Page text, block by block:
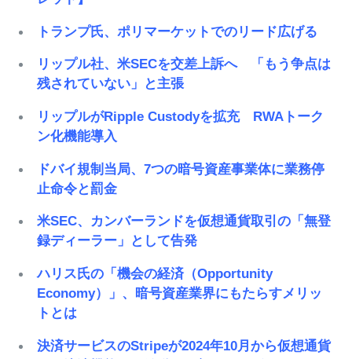
トランプ氏、ポリマーケットでのリード広げる
リップル社、米SECを交差上訴へ 「もう争点は
残されていない」と主張
リップルがRipple Custodyを拡充 RWAトーク
ン化機能導入
ドバイ規制当局、7つの暗号資産事業体に業務停
止命令と罰金
米SEC、カンバーランドを仮想通貨取引の「無登
録ディーラー」として告発
ハリス氏の「機会の経済（Opportunity
Economy）」、暗号資産業界にもたらすメリッ
トとは
決済サービスのStripeが2024年10月から仮想通貨